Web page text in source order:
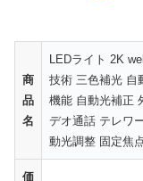
商
品
名
LEDライト 2K
技術 三色補光 自
機能 自動光補正
デオ通話 テレワ
動光調整 固定焦
価